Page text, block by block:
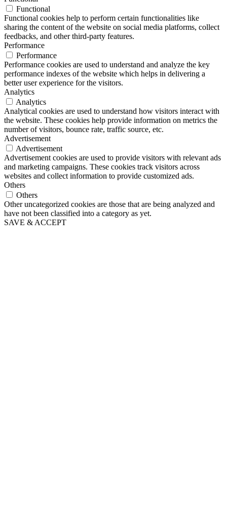
Functional
Functional cookies help to perform certain functionalities like
sharing the content of the website on social media platforms, collect
feedbacks, and other third-party features.
Performance
Performance
Performance cookies are used to understand and analyze the key
performance indexes of the website which helps in delivering a
better user experience for the visitors.
Analytics
Analytics
Analytical cookies are used to understand how visitors interact with
the website. These cookies help provide information on metrics the
number of visitors, bounce rate, traffic source, etc.
Advertisement
Advertisement
Advertisement cookies are used to provide visitors with relevant ads
and marketing campaigns. These cookies track visitors across
websites and collect information to provide customized ads.
Others
Others
Other uncategorized cookies are those that are being analyzed and
have not been classified into a category as yet.
SAVE & ACCEPT